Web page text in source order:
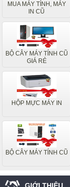
MUA MÁY TÍNH, MÁY
IN CŨ
BỘ CÂY MÁY TÍNH CŨ
GIÁ RẺ
HỘP MỰC MÁY IN
BỘ CÂY MÁY TÍNH CŨ
GIỚI THIỆU